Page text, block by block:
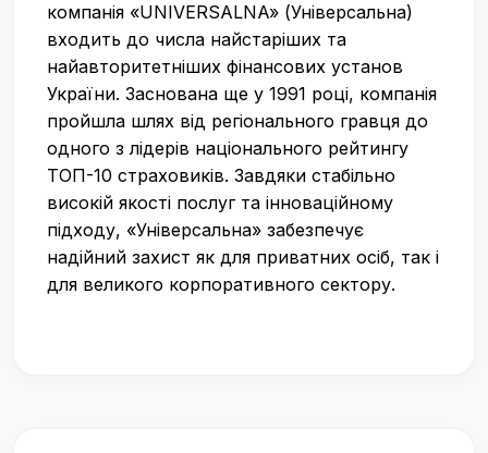
компанія «UNIVERSALNA» (Універсальна)
входить до числа найстаріших та
найавторитетніших фінансових установ
України. Заснована ще у 1991 році, компанія
пройшла шлях від регіонального гравця до
одного з лідерів національного рейтингу
ТОП-10 страховиків. Завдяки стабільно
високій якості послуг та інноваційному
підходу, «Універсальна» забезпечує
надійний захист як для приватних осіб, так і
для великого корпоративного сектору.